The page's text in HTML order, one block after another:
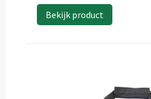
Bekijk product